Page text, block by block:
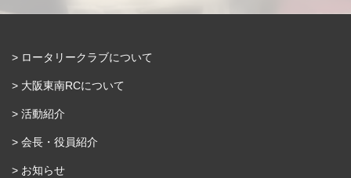
ロータリークラブについて
大阪東南RCについて
活動紹介
会長・役員紹介
お知らせ